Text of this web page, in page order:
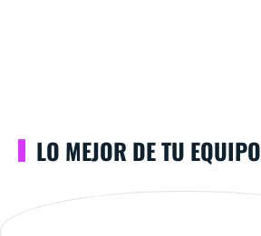
LO MEJOR DE TU EQUIPO